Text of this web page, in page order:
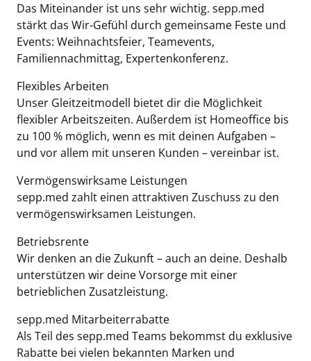
Das Miteinander ist uns sehr wichtig. sepp.med
stärkt das Wir-Gefühl durch gemeinsame Feste und
Events: Weihnachtsfeier, Teamevents,
Familiennachmittag, Expertenkonferenz.
Flexibles Arbeiten
Unser Gleitzeitmodell bietet dir die Möglichkeit
flexibler Arbeitszeiten. Außerdem ist Homeoffice bis
zu 100 % möglich, wenn es mit deinen Aufgaben –
und vor allem mit unseren Kunden – vereinbar ist.
Vermögenswirksame Leistungen
sepp.med zahlt einen attraktiven Zuschuss zu den
vermögenswirksamen Leistungen.
Betriebsrente
Wir denken an die Zukunft – auch an deine. Deshalb
unterstützen wir deine Vorsorge mit einer
betrieblichen Zusatzleistung.
sepp.med Mitarbeiterrabatte
Als Teil des sepp.med Teams bekommst du exklusive
Rabatte bei vielen bekannten Marken und